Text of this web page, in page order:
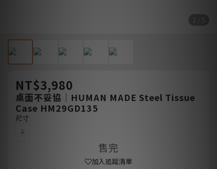
1 / 5
NT$3,980
桌面不妥協｜HUMAN MADE Steel Tissue
Case HM29GD135
尺寸
F
售完
加入追蹤清單